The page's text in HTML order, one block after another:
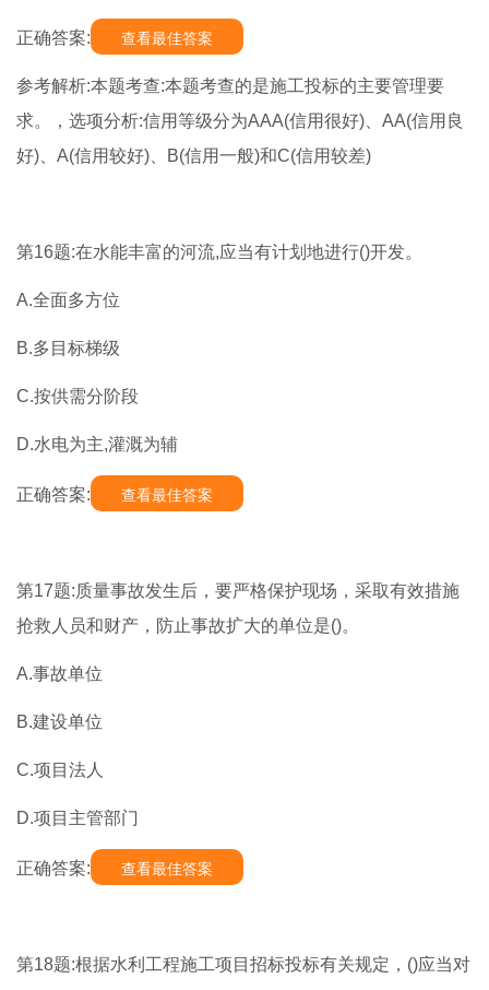
正确答案: 查看最佳答案
参考解析:本题考查:本题考查的是施工投标的主要管理要
求。，选项分析:信用等级分为AAA(信用很好)、AA(信用良
好)、A(信用较好)、B(信用一般)和C(信用较差)
第16题:在水能丰富的河流,应当有计划地进行()开发。
A.全面多方位
B.多目标梯级
C.按供需分阶段
D.水电为主,灌溉为辅
正确答案: 查看最佳答案
第17题:质量事故发生后，要严格保护现场，采取有效措施
抢救人员和财产，防止事故扩大的单位是()。
A.事故单位
B.建设单位
C.项目法人
D.项目主管部门
正确答案: 查看最佳答案
第18题:根据水利工程施工项目招标投标有关规定，()应当对